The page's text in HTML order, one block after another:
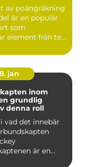
av poängräkning
som
element från te...
jan
inom
denna roll
vad det innebär
är en